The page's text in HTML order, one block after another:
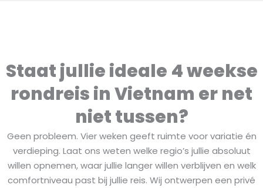
Staat jullie ideale 4 weekse
rondreis in Vietnam er net
niet tussen?
Geen probleem. Vier weken geeft ruimte voor variatie én
verdieping. Laat ons weten welke regio’s jullie absoluut
willen opnemen, waar jullie langer willen verblijven en welk
comfortniveau past bij jullie reis. Wij ontwerpen een privé